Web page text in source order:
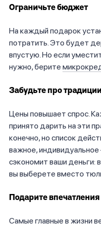
Ограничьте бюджет
На каждый подарок
потратить. Это будет
впустую. Но если
нужно, берите
Забудьте про традиции
Цены повышает спрос.
принято дарить на эти
конечно, но список
важное,
сэкономит ваши деньги:
вы выберете вместо
Подарите впечатления
Самые главные в жизни